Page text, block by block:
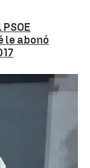
le abonó